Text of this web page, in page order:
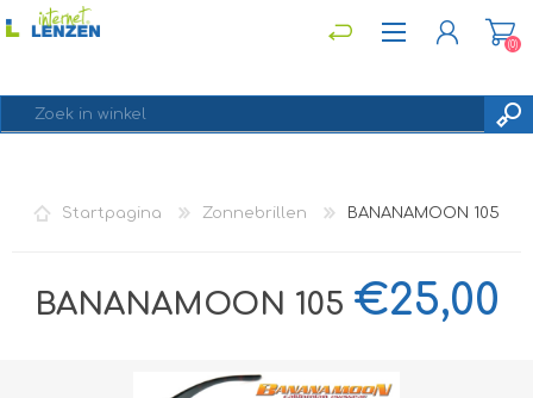
INLOGGEN
(0)
Startpagina Zonnebrillen BANANAMOON 105
BANANAMOON 105 €25,00